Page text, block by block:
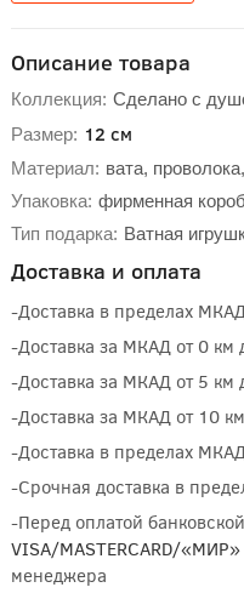
Описание товара
Коллекция: Сделано с
Размер: 12 см
Материал: вата,
Упаковка: фирменная
Тип подарка: Ватная
Доставка и оплата
-Доставка в пределах
-Доставка за МКАД от 0 км
-Доставка за МКАД от 5 км
-Доставка за МКАД от 10
-Доставка в пределах
-Срочная доставка в
-Перед оплатой
VISA/MASTERCARD/«МИР»
менеджера